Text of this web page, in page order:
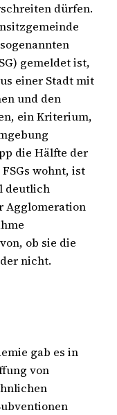
dürfen.
gemeldet ist,
einer Stadt mit
und den
ein Kriterium,
die Hälfte der
wohnt, ist
deutlich
Agglomeration
ob sie die
nicht.
gab es in
von